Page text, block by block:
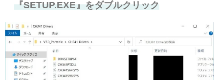
『SETUP.EXE』をダブルクリック